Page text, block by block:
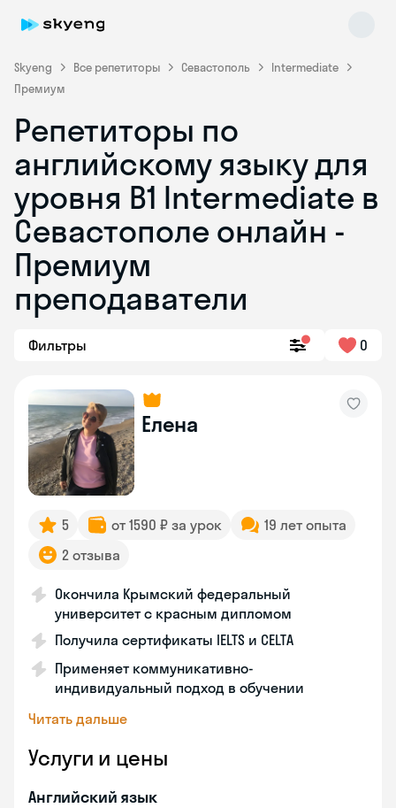
Skyeng Все репетиторы Севастополь
Intermediate
Премиум
Репетиторы по
английскому языку для
уровня B1 Intermediate в
Севастополе онлайн -
Премиум
преподаватели
Фильтры 0
Елена
5 от 1590 ₽ за урок
19 лет опыта
2 отзыва
Окончила Крымский федеральный
университет с красным дипломом
Получила сертификаты IELTS и CELTA
Применяет коммуникативно-
индивидуальный подход в обучении
Читать дальше
Услуги и цены
Английский язык
Skyeng Chat